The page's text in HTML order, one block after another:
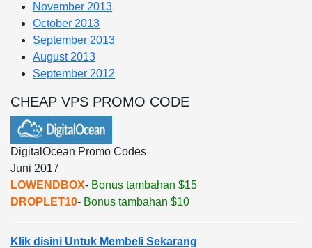
November 2013
October 2013
September 2013
August 2013
September 2012
CHEAP VPS PROMO CODE
DigitalOcean Promo Codes
Juni 2017
LOWENDBOX- Bonus tambahan $15
DROPLET10- Bonus tambahan $10
Klik disini Untuk Membeli Sekarang